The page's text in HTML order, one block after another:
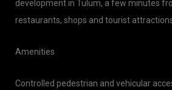
development in Tulum, a few minutes
restaurants, shops and tourist
Amenities
Controlled pedestrian and vehicular